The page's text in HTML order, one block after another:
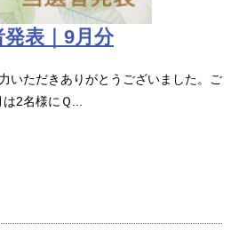
表｜9月分
いただきありがとうございました。ご
2名様にＱ...